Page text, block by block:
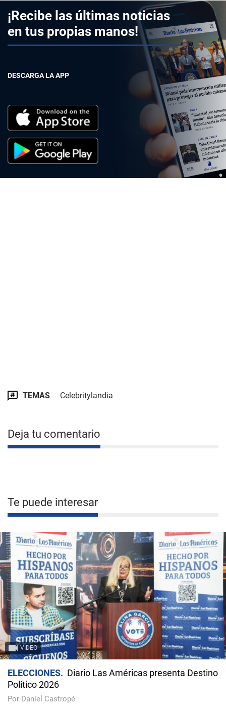
¡Recibe las últimas noticias
en tus propias manos!
DESCARGA LA APP
TEMAS Celebritylandia
Deja tu comentario
Te puede interesar
VIDEO
ELECCIONES
Diario Las Américas presenta Destino
Político 2026
Por Daniel Castropé